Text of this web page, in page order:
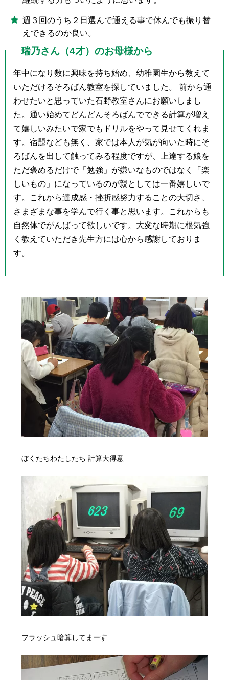
週３回のうち２日選んで通える事で休んでも振り替
えできるのか良い。
瑞乃さん（4才）のお母様から
年中になり数に興味を持ち始め、幼稚園生から教えて
いただけるそろばん教室を探していました。
前から通
わせたいと思っていた石野教室さんにお願いしまし
た。通い始めてどんどんそろばんでできる計算が増え
て嬉しいみたいで家でもドリルをやって見せてくれま
す。宿題なども無く、家では本人が気が向いた時にそ
ろばんを出して触ってみる程度ですが、上達する娘を
ただ褒めるだけで「勉強」が嫌いなものではなく「楽
しいもの」になっているのが親としては一番嬉しいで
す。これから達成感・挫折感努力することの大切さ、
さまざまな事を学んで行く事と思います。これからも
自然体でがんばって欲しいです。大変な時期に根気強
く教えていただき先生方には心から感謝しておりま
す。
ぼくたちわたしたち 計算大得意
フラッシュ暗算してまーす